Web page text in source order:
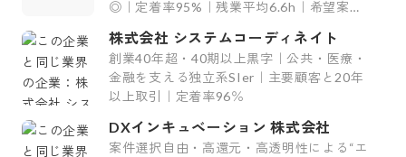
◎｜定着率95%｜残業平均6.6h｜希望案件
株式会社 システムコーディネイト
創業40年超・40期以上黒字｜公共・医療・
金融を支える独立系SIer｜主要顧客と20年
以上取引｜定着率96％
DXインキュベーション 株式会社
案件選択自由・高還元・高透明性による“エ